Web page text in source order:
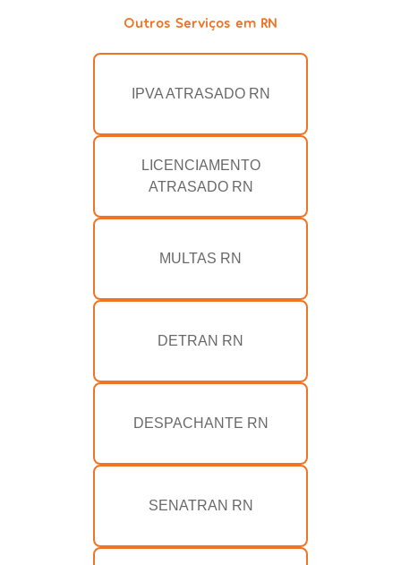
Outros Serviços em RN
IPVA ATRASADO RN
LICENCIAMENTO
ATRASADO RN
MULTAS RN
DETRAN RN
DESPACHANTE RN
SENATRAN RN